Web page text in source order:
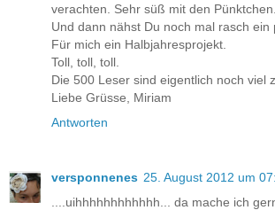
verachten. Sehr süß mit den Pünktchen.
Und dann nähst Du noch mal rasch ein
Für mich ein Halbjahresprojekt.
Toll, toll, toll.
Die 500 Leser sind eigentlich noch viel
Liebe Grüsse, Miriam
Antworten
versponnenes 25. August 2012 um
....uihhhhhhhhhhhh... da mache ich